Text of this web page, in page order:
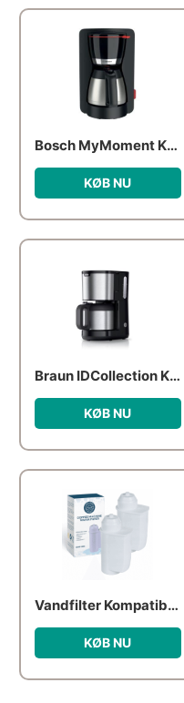
Bosch MyMoment Kaffemaskine med termokande, sort
KØB NU
Braun IDCollection KF1505 BK
KØB NU
Vandfilter Kompatibelt med Siemens/Saeco Intenza – Pure Wave KWF-002 – 2 Stk.
KØB NU